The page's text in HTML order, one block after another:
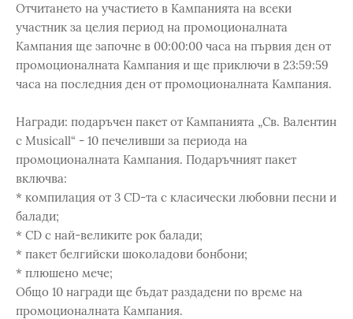
Отчитането на участието в Кампанията на всеки
участник за целия период на промоционалната
Кампания ще започне в 00:00:00 часа на първия ден от
промоционалната Кампания и ще приключи в 23:59:59
часа на последния ден от промоционалната Кампания.
Награди: подаръчен пакет от Кампанията „Св. Валентин
с Musicall“ - 10 печеливши за периода на
промоционалната Кампания. Подаръчният пакет
включва:
* компилация от 3 CD-та с класически любовни песни и
балади;
* CD с най-великите рок балади;
* пакет белгийски шоколадови бонбони;
* плюшено мече;
Общо 10 награди ще бъдат раздадени по време на
промоционалната Кампания.